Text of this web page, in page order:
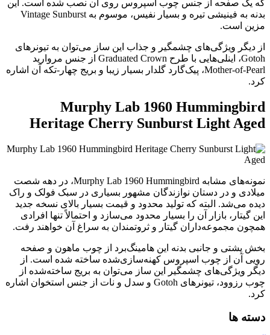
که یک صفحه از جنس چوب اسپروس روی آن نصب شده است. این
بدنه به فینیشی تیره و بسیار نفیس، موسوم به Vintage Sunburst
مزین است.
از دیگر ویژگی‌های چشمگیر و جذاب این ساز می‌توان به تیونرهای
Gotoh، اینلی‌هایی با طرح Graduated Crown از جنس مروارید
Mother-of-Pearl، پیک‌گارد گلدار بسیار زیبا و بریج چهار-تکه آن اشاره
کرد.
Murphy Lab 1960 Hummingbird
Heritage Cherry Sunburst Light Aged
نمونه‌های مشابه Murphy Lab 1960 Hummingbird، در دهه شصت
میلادی و در دستان نوازندگان مشهور بسیاری در سبک فولک و راک
دیده می‌شد. البته که تولید محدود و قیمت بسیار بالای نسخه جدید
این گیتار، بازار آن را بسیار محدود می‌سازد و احتمالاً تنها افرادی
همچون مجموعه‌داران گیتار و ثروتمندان به سراغ آن خواهند رفت.
بخش پشتی و جانبی بدنه این هامینگ‌برد از چوب ماهون و صفحه
رویی آن از چوب اسپروس کهنه‌سازی‌شده ساخته شده است. از
دیگر ویژگی‌های چشمگیر این ساز می‌توان به بریج ساخته‌شده از
چوب رزوود، تیونرهای Gotoh و سدل و نات از جنس استخوان اشاره
کرد.
دسته ها